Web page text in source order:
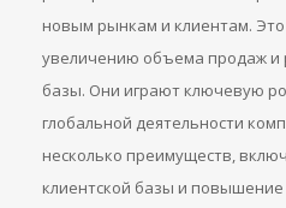
новым рынкам и клиентам.
увеличению объема продаж и
базы. Они играют ключевую
глобальной деятельности
несколько преимуществ,
клиентской базы и повышение